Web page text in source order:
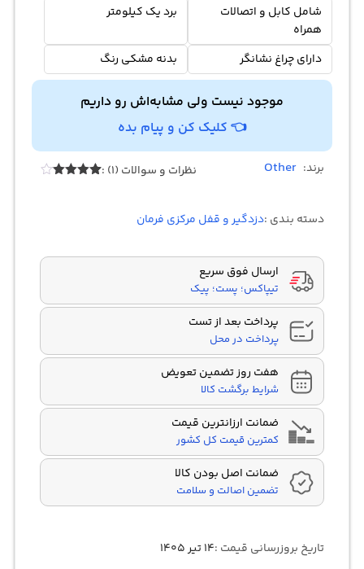
شامل کابل و اتصالات
همراه
برد يك كيلومتر
دارای چراغ نشانگر بدنه مشکی رنگ
موجود نیست ولی مشابه‌اش رو داریم
👈 کلیک کن و پیام بده
برند: Other نظرات و سوالات (1) :
rating
دسته بندی :دزدگیر و قفل مرکزی فرمان
ارسال فوق سریع
تیپاکس؛ پست؛ پیک
پرداخت بعد از تست
پرداخت در محل
هفت روز تضمین تعویض
شرایط برگشت کالا
ضمانت ارزانترین قیمت
کمترین قیمت کل کشور
ضمانت اصل بودن کالا
تضمین اصالت و سلامت
تاریخ بروزرسانی قیمت :۱۴ تیر ۱۴۰۵